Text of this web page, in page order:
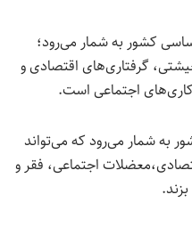
کشور به شمار می‌رود؛
گرفتاری‌های اقتصادی و
اجتماعی است.
به شمار می‌رود که می‌تواند
اجتماعی، فقر و